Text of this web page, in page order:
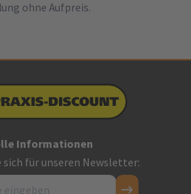
ohne Aufpreis.
Informationen
sich für unseren Newsletter: